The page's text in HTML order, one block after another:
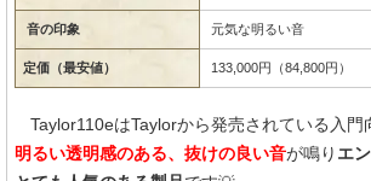
音の印象 元気な明るい音
定価（最安値） 133,000円（84,800円）
Taylor110eはTaylorから発売されている入門
明るい透明感のある、抜けの良い音が鳴り エ